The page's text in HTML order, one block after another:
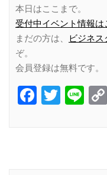
本日はここまで。
受付中イベント情報は
まだの方は、
ビジネ
ぞ。
会員登録は無料です。
Facebook
Twitter
Line